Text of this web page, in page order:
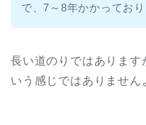
で、7～8年かかっており
長い道のりではあります
いう感じではありません